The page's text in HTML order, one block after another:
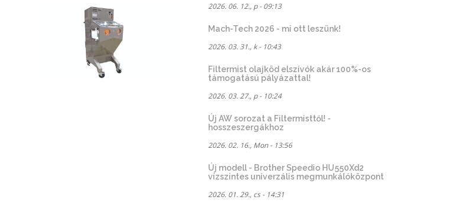
2026. 06. 12., p - 09:13
Mach-Tech 2026 - mi ott leszünk!
2026. 03. 31., k - 10:43
Filtermist olajköd elszívók akár 100%-os
támogatású pályázattal!
2026. 03. 27., p - 10:24
Új AW sorozat a Filtermisttől! -
hosszeszergákhoz
2026. 02. 16., Mon - 13:56
Új modell - Brother Speedio HU550Xd2
vízszintes univerzális megmunkálóközpont
2026. 01. 29., cs - 14:31